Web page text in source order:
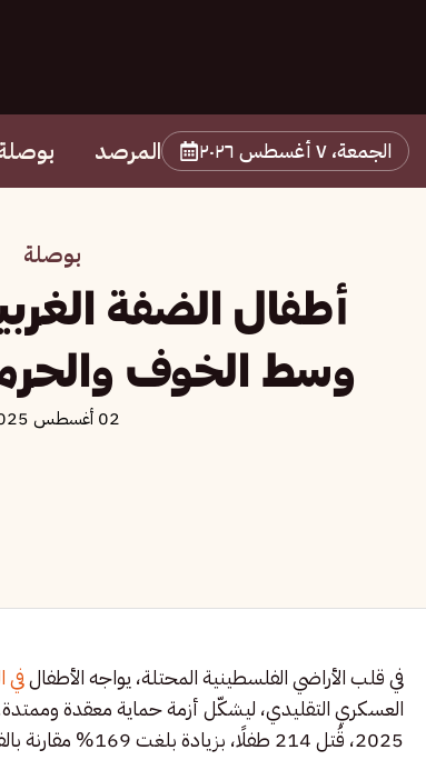
الجمعة، ٧ أغسطس ٢٠٢٦ المرصد
بوصلة
أطفال الضفة
وسط الخوف
02 أغسطس 2025
في قلب الأراضي الفلسطينية المحتلة، يواجه الأطفالفي
2025، قُتل 214 طفلًا، بزيادة بلغت 169% مقارنة بالفترة السابقة، وفقًا لتقارير أممية منشورة على موقع “ريليف ويب”.